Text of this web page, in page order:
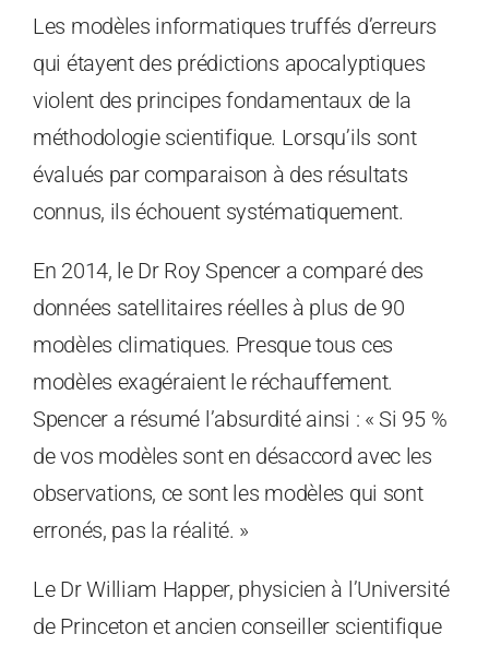
Les modèles informatiques truffés d’erreurs
qui étayent des prédictions apocalyptiques
violent des principes fondamentaux de la
méthodologie scientifique. Lorsqu’ils sont
évalués par comparaison à des résultats
connus, ils échouent systématiquement.
En 2014, le Dr Roy Spencer a comparé des
données satellitaires réelles à plus de 90
modèles climatiques. Presque tous ces
modèles exagéraient le réchauffement.
Spencer a résumé l’absurdité ainsi : « Si 95 %
de vos modèles sont en désaccord avec les
observations, ce sont les modèles qui sont
erronés, pas la réalité. »
Le Dr William Happer, physicien à l’Université
de Princeton et ancien conseiller scientifique